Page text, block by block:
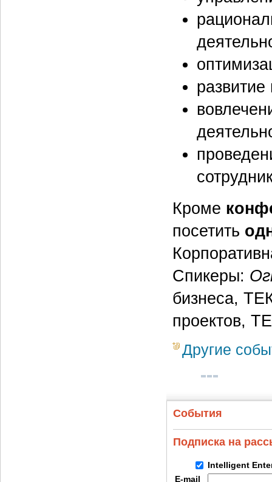
Кроме
посетить
Спикеры:
бизнеса,
проектов,
Другие
События
Подписка на
Intelligent
E-mail